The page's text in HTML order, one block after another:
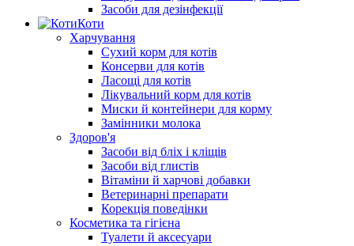
Засоби для дезінфекції
Коти
Харчування
Сухий корм для котів
Консерви для котів
Ласощі для котів
Лікувальний корм для котів
Миски й контейнери для корму
Замінники молока
Здоров'я
Засоби від бліх і кліщів
Засоби від глистів
Вітаміни й харчові добавки
Ветеринарні препарати
Корекція поведінки
Косметика та гігієна
Туалети й аксесуари